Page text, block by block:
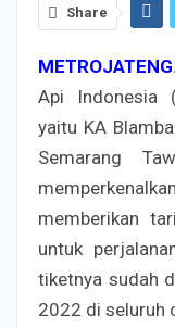
Share
METROJATENG
Api Indonesia
yaitu KA
Semarang
memberikan
untuk
tiketnya sudah
2022 di seluruh